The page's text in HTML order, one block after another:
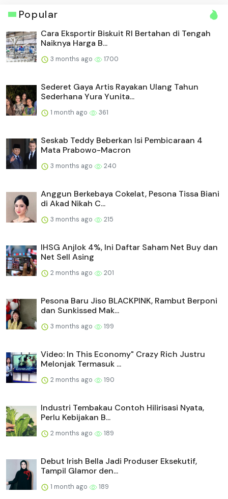
Popular
Cara Eksportir Biskuit RI Bertahan di Tengah
Naiknya Harga B...
3 months ago 1700
Sederet Gaya Artis Rayakan Ulang Tahun
Sederhana Yura Yunita...
1 month ago 361
Seskab Teddy Beberkan Isi Pembicaraan 4
Mata Prabowo-Macron
3 months ago 240
Anggun Berkebaya Cokelat, Pesona Tissa Biani
di Akad Nikah C...
3 months ago 215
IHSG Anjlok 4%, Ini Daftar Saham Net Buy dan
Net Sell Asing
2 months ago 201
Pesona Baru Jiso BLACKPINK, Rambut Berponi
dan Sunkissed Mak...
3 months ago 199
Video: In This Economy" Crazy Rich Justru
Melonjak Termasuk ...
2 months ago 190
Industri Tembakau Contoh Hilirisasi Nyata,
Perlu Kebijakan B...
2 months ago 189
Debut Irish Bella Jadi Produser Eksekutif,
Tampil Glamor den...
1 month ago 189